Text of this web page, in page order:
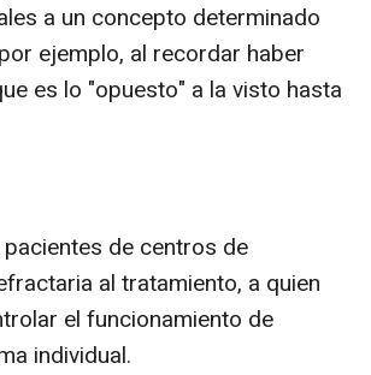
a un concepto determinado
ejemplo, al recordar haber
es lo "opuesto" a la visto hasta
de centros de
al tratamiento, a quien
el funcionamiento de
individual.